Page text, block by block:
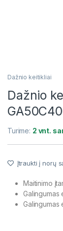
Dažnio keitikliai
Dažnio
Turime: 2 vnt.
Įtraukti į norų
Maitinimo
Galingumas